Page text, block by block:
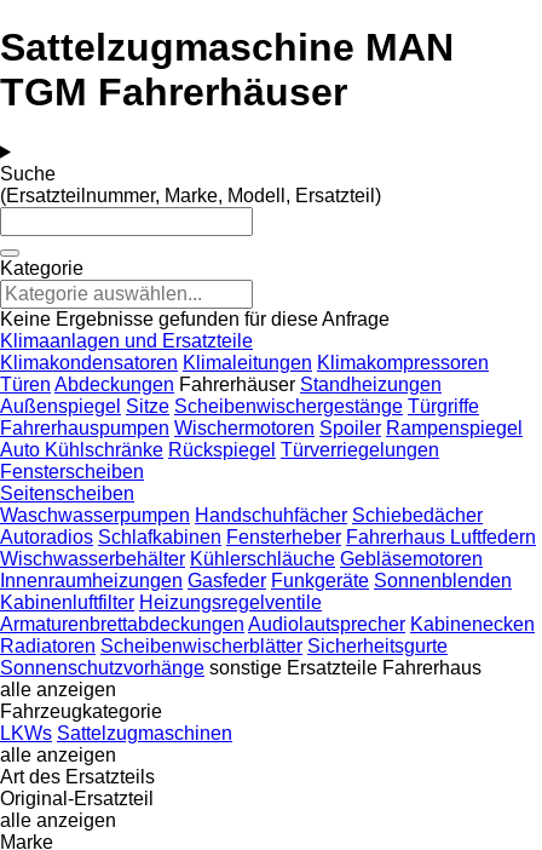
Sattelzugmaschine MAN
TGM Fahrerhäuser
Suche
(Ersatzteilnummer, Marke, Modell, Ersatzteil)
Kategorie
Keine Ergebnisse gefunden für diese Anfrage
Klimaanlagen und Ersatzteile
Klimakondensatoren Klimaleitungen Klimakompressoren
Türen Abdeckungen Fahrerhäuser Standheizungen
Außenspiegel Sitze Scheibenwischergestänge Türgriffe
Fahrerhauspumpen Wischermotoren Spoiler Rampenspiegel
Auto Kühlschränke Rückspiegel Türverriegelungen
Fensterscheiben
Seitenscheiben
Waschwasserpumpen Handschuhfächer Schiebedächer
Autoradios Schlafkabinen Fensterheber Fahrerhaus Luftfedern
Wischwasserbehälter Kühlerschläuche Gebläsemotoren
Innenraumheizungen Gasfeder Funkgeräte Sonnenblenden
Kabinenluftfilter Heizungsregelventile
Armaturenbrettabdeckungen Audiolautsprecher Kabinenecken
Radiatoren Scheibenwischerblätter Sicherheitsgurte
Sonnenschutzvorhänge sonstige Ersatzteile Fahrerhaus
alle anzeigen
Fahrzeugkategorie
LKWs Sattelzugmaschinen
alle anzeigen
Art des Ersatzteils
Original-Ersatzteil
alle anzeigen
Marke